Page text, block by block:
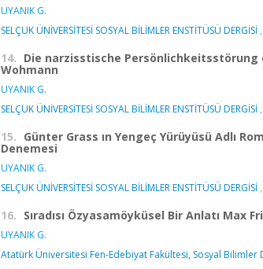
UYANIK G.
SELÇUK ÜNİVERSİTESİ SOSYAL BİLİMLER ENSTİTÜSÜ DERGİSİ
14. Die narzisstische Persönlichkeitsstörung
Wohmann
UYANIK G.
SELÇUK ÜNİVERSİTESİ SOSYAL BİLİMLER ENSTİTÜSÜ DERGİSİ
15. Günter Grass ın Yengeç Yürüyüsü Adlı
Denemesi
UYANIK G.
SELÇUK ÜNİVERSİTESİ SOSYAL BİLİMLER ENSTİTÜSÜ DERGİSİ
16. Sıradısı Özyasamöyküsel Bir Anlatı Max
UYANIK G.
Atatürk Üniversitesi Fen-Edebiyat Fakültesi, Sosyal Bilimler